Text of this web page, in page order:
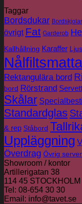
Taggar
Bordsdukar Bordskjolar
övrigt Fat Garderob
Kallhållning Karaffer
Nålfiltsmatta
Rektangulära bord
bord Rörstrand
Skålar
Standardglas
& rep Ståbord
Uppläggning
Överdrag Övrig
Showroom / kontor
Artillerigatan 38
114 45 STOCKHOLM
Tel: 08-654 30 30
Email: info@tavet.se